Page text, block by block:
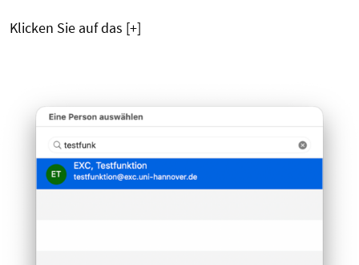
Klicken Sie auf das [+]